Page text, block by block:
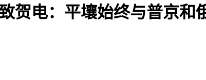
贺电：平壤始终与普京和